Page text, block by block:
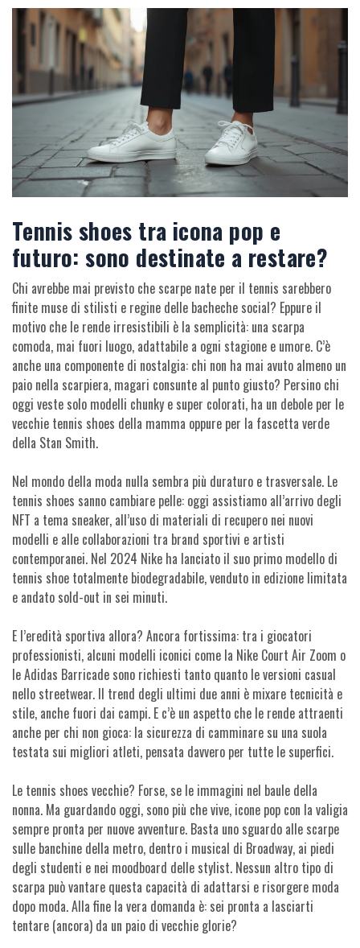
Tennis shoes tra icona pop e
futuro: sono destinate a restare?
Chi avrebbe mai previsto che scarpe nate per il tennis sarebbero
finite muse di stilisti e regine delle bacheche social? Eppure il
motivo che le rende irresistibili è la semplicità: una scarpa
comoda, mai fuori luogo, adattabile a ogni stagione e umore. C’è
anche una componente di nostalgia: chi non ha mai avuto almeno un
paio nella scarpiera, magari consunte al punto giusto? Persino chi
oggi veste solo modelli chunky e super colorati, ha un debole per le
vecchie tennis shoes della mamma oppure per la fascetta verde
della Stan Smith.
Nel mondo della moda nulla sembra più duraturo e trasversale. Le
tennis shoes sanno cambiare pelle: oggi assistiamo all’arrivo degli
NFT a tema sneaker, all’uso di materiali di recupero nei nuovi
modelli e alle collaborazioni tra brand sportivi e artisti
contemporanei. Nel 2024 Nike ha lanciato il suo primo modello di
tennis shoe totalmente biodegradabile, venduto in edizione limitata
e andato sold-out in sei minuti.
E l’eredità sportiva allora? Ancora fortissima: tra i giocatori
professionisti, alcuni modelli iconici come la Nike Court Air Zoom o
le Adidas Barricade sono richiesti tanto quanto le versioni casual
nello streetwear. Il trend degli ultimi due anni è mixare tecnicità e
stile, anche fuori dai campi. E c’è un aspetto che le rende attraenti
anche per chi non gioca: la sicurezza di camminare su una suola
testata sui migliori atleti, pensata davvero per tutte le superfici.
Le tennis shoes vecchie? Forse, se le immagini nel baule della
nonna. Ma guardando oggi, sono più che vive, icone pop con la valigia
sempre pronta per nuove avventure. Basta uno sguardo alle scarpe
sulle banchine della metro, dentro i musical di Broadway, ai piedi
degli studenti e nei moodboard delle stylist. Nessun altro tipo di
scarpa può vantare questa capacità di adattarsi e risorgere moda
dopo moda. Alla fine la vera domanda è: sei pronta a lasciarti
tentare (ancora) da un paio di vecchie glorie?